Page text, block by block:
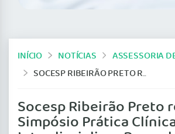
INÍCIO NOTÍCIAS
ASSESSORIA
SOCESP RIBEIRÃO PRETO REALIZA SIMPÓSIO PRÁTICA CLÍNICA INTERDISCIPLINAR BASEADA EM EVIDÊNCIAS
Socesp Ribeirão Preto
Simpósio Prática